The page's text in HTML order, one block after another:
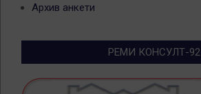
Архив анкети
РЕМИ КОНСУЛТ-92